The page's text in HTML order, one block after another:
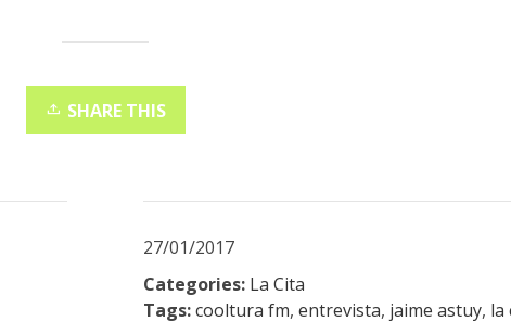
SHARE THIS
27/01/2017
Categories: La Cita
Tags: cooltura fm,entrevista, jaime astuy, la